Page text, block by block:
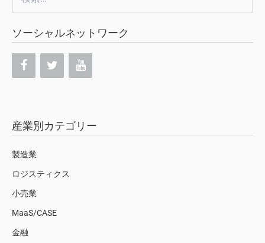
索:
ソーシャルネットワーク
産業別カテゴリー
製造業
ロジスティクス
小売業
MaaS/CASE
金融